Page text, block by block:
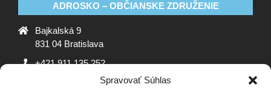
Spravovať Súhlas
ADROSKO – OBČIANSKE ZDRUŽENIE
Bajkalská 9
831 04 Bratislava
+421 911 135 252